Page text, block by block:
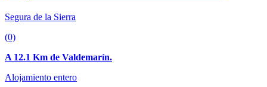
Segura de la Sierra
(0)
A 12.1 Km de Valdemarín.
Alojamiento entero